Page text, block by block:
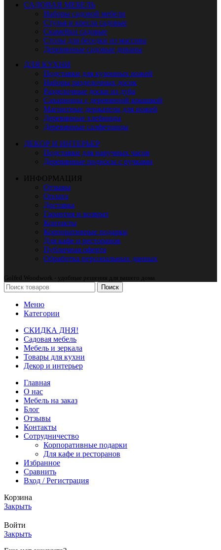
САДОВАЯ МЕБЕЛЬ
Наборы садовой мебели
Стулья и кресла садовые
Скамейки садовые
Столы для беседки из массива
Деревянные садовые диваны
ДЛЯ КУХНИ
Подставки для кухонных ножей
Наборы разделочных досок
Разделочные доски из дуба
Сахарницы с деревянной крышкой
Магнитные держатели для ножей
Деревянные хлебницы
Деревянные салфетницы
ДЕКОР И ИНТЕРЬЕР
Подставки для наручных часов
Деревянные подносы с ручками
ИНФОРМАЦИЯ
Отзывы
Оплата
Доставка
Гарантия и возврат
Контакты
Корпоративные подарки
Для кафе и ресторанов
Публичная оферта
Обработка персональных данных
Golfed Woodwork - удобные решения для вашего дома
Поиск
Меню
Категории
СКИДКА ДНЯ!
Садовая мебель
Мебель и зеркала
Товары для кухни
Декор и интерьер
Главная
О нас
Мебель на заказ
Блог
Отзывы
Контакты
Сотрудничество
Корпоративные подарки
Для кафе и ресторанов
Избранное
Сравнить
Вход / Регистрация
Корзина
Закрыть
Войти
Закрыть